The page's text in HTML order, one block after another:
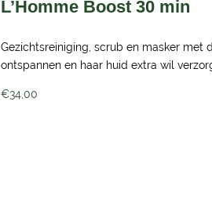
L’Homme Boost 30 min
Gezichtsreiniging, scrub en masker met
ontspannen en haar huid extra wil
€34,00